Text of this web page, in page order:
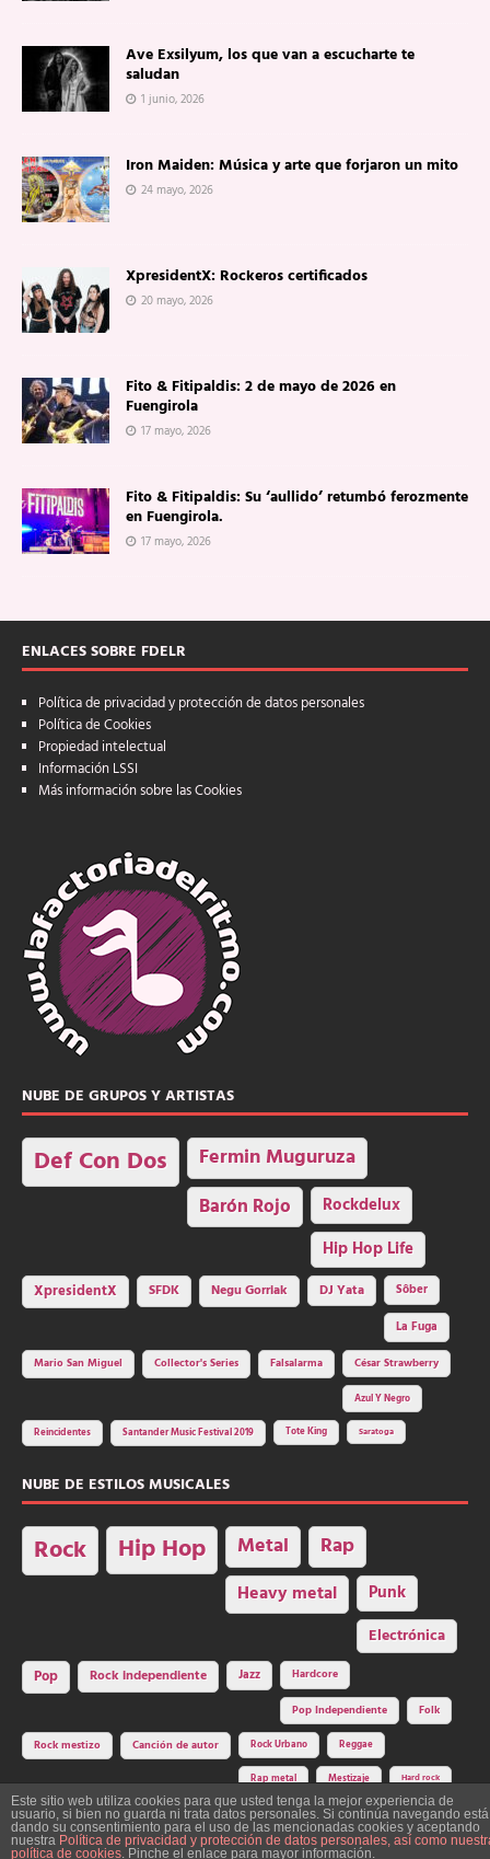
Ave Exsilyum, los que van a escucharte te
saludan
1 junio, 2026
Iron Maiden: Música y arte que forjaron un mito
24 mayo, 2026
XpresidentX: Rockeros certificados
20 mayo, 2026
Fito & Fitipaldis: 2 de mayo de 2026 en
Fuengirola
17 mayo, 2026
Fito & Fitipaldis: Su ‘aullido’ retumbó ferozmente
en Fuengirola.
17 mayo, 2026
ENLACES SOBRE FDELR
Política de privacidad y protección de datos personales
Política de Cookies
Propiedad intelectual
Información LSSI
Más información sobre las Cookies
NUBE DE GRUPOS Y ARTISTAS
Def Con Dos Fermin Muguruza
Barón Rojo Rockdelux
Hip Hop Life
XpresidentX SFDK Negu Gorriak DJ Yata
Sôber
La Fuga
Mario San Miguel
Collector's Series Falsalarma César Strawberry
Azul Y Negro
Reincidentes Santander Music Festival 2019 Tote King Saratoga
NUBE DE ESTILOS MUSICALES
Rock Hip Hop Metal Rap
Heavy metal Punk
Electrónica
Pop Rock independiente Jazz Hardcore
Pop Independiente Folk
Rock mestizo Canción de autor Rock Urbano Reggae
Rap metal Mestizaje Hard rock
Construcción y diseño: La Factoría del Ritmo Art Studio. Edita: Asociación
Este sitio web utiliza cookies para que usted tenga la mejor experiencia de
usuario, si bien no guarda ni trata datos personales. Si continúa navegando está
dando su consentimiento para el uso de las mencionadas cookies y aceptando
nuestra Política de privacidad y protección de datos personales, así como
política de cookies. Pinche el enlace para mayor información.